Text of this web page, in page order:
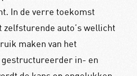
In de verre toekomst
zelfsturende auto’s wellicht
maken van het
in- en